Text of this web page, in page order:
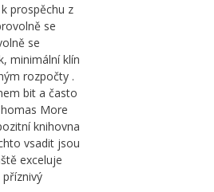
prospěchu z
se
se
minimální klín
rozpočty .
bit a často
More
knihovna
vsadit jsou
exceluje